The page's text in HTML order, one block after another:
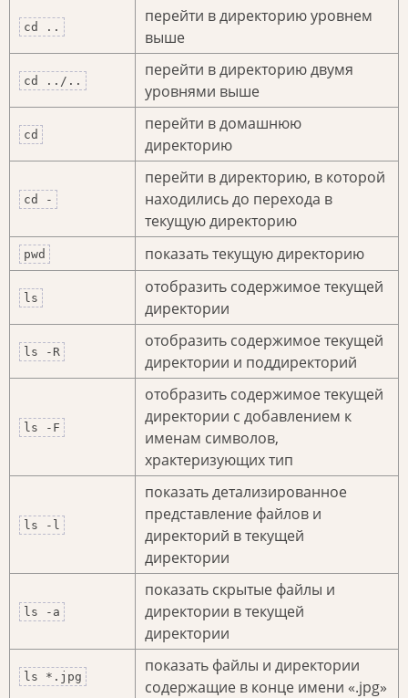
cd ..
перейти в директорию уровнем
выше
cd ../..
перейти в директорию двумя
уровнями выше
cd
перейти в домашнюю
директорию
cd -
перейти в директорию, в которой
находились до перехода в
текущую директорию
pwd показать текущую директорию
ls
отобразить содержимое текущей
директории
ls -R
отобразить содержимое текущей
директории и поддиректорий
ls -F
отобразить содержимое текущей
директории с добавлением к
именам символов,
храктеризующих тип
ls -l
показать детализированное
представление файлов и
директорий в текущей
директории
ls -a
показать скрытые файлы и
директории в текущей
директории
ls *.jpg
показать файлы и директории
содержащие в конце имени «.jpg»